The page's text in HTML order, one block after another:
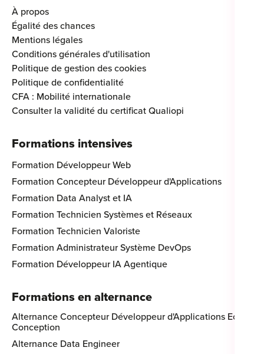
À propos
Égalité des chances
Mentions légales
Conditions générales d'utilisation
Politique de gestion des cookies
Politique de confidentialité
CFA : Mobilité internationale
Consulter la validité du certificat Qualiopi
Formations intensives
Formation Développeur Web
Formation Concepteur Développeur d'Applications
Formation Data Analyst et IA
Formation Technicien Systèmes et Réseaux
Formation Technicien Valoriste
Formation Administrateur Système DevOps
Formation Développeur IA Agentique
Formations en alternance
Alternance Concepteur Développeur d'Applications Eco-
Conception
Alternance Data Engineer